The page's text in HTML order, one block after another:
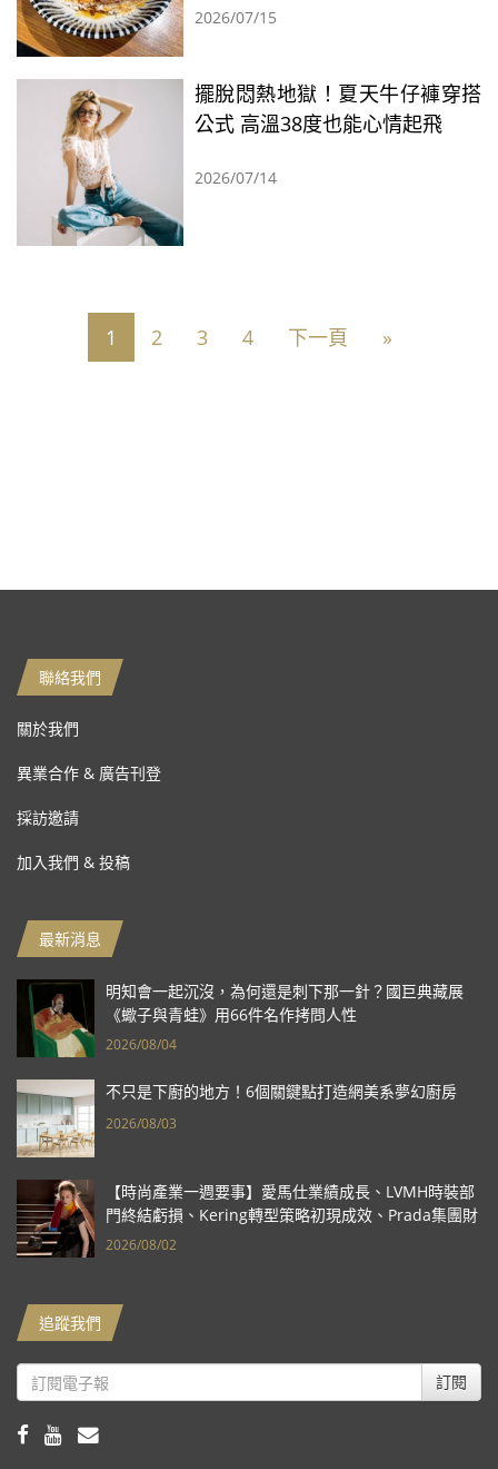
2026/07/15
擺脫悶熱地獄！夏天牛仔褲穿搭
公式 高溫38度也能心情起飛
2026/07/14
1 2 3 4 下一頁 »
聯絡我們
關於我們
異業合作 & 廣告刊登
採訪邀請
加入我們 & 投稿
最新消息
明知會一起沉沒，為何還是刺下那一針？國巨典藏展
《蠍子與青蛙》用66件名作拷問人性
2026/08/04
不只是下廚的地方！6個關鍵點打造網美系夢幻廚房
2026/08/03
【時尚產業一週要事】愛馬仕業績成長、LVMH時裝部
門終結虧損、Kering轉型策略初現成效、Prada集團財
報亮眼
2026/08/02
追蹤我們
訂閱